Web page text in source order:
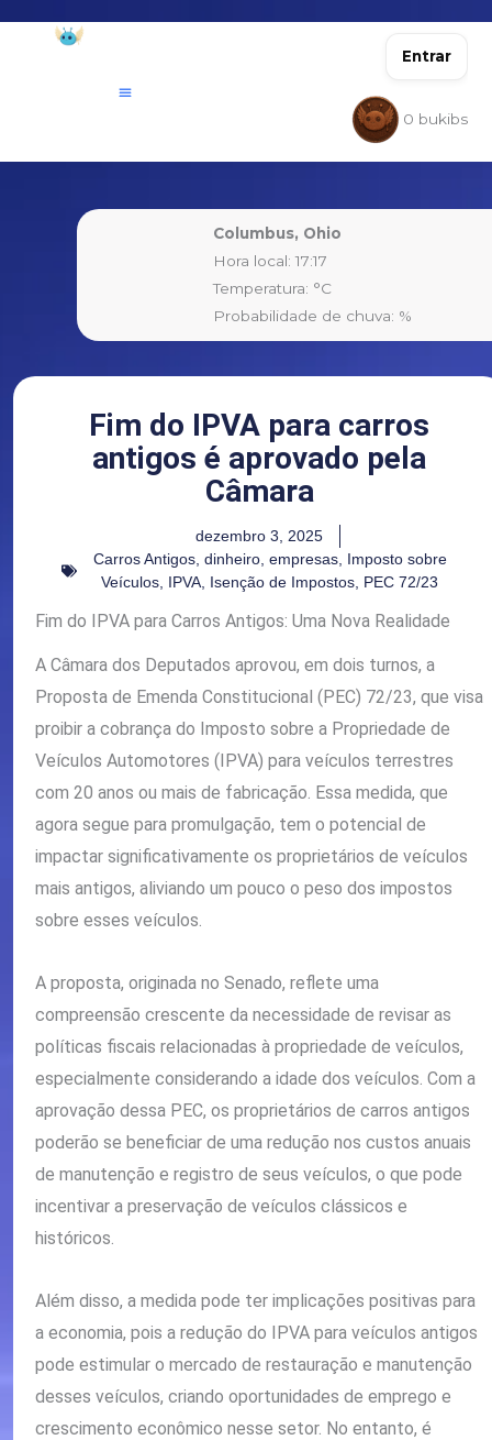
Entrar
0 bukibs
Columbus, Ohio
Hora local: 17:17
Temperatura: °C
Probabilidade de chuva: %
Fim do IPVA para carros
antigos é aprovado pela
Câmara
dezembro 3, 2025
Carros Antigos, dinheiro, empresas, Imposto sobre
Veículos IPVA Isenção de Impostos PEC 72/23
Fim do IPVA para Carros Antigos: Uma Nova Realidade
A Câmara dos Deputados aprovou, em dois turnos, a
Proposta de Emenda Constitucional (PEC) 72/23, que visa
proibir a cobrança do Imposto sobre a Propriedade de
Veículos Automotores (IPVA) para veículos terrestres
com 20 anos ou mais de fabricação. Essa medida, que
agora segue para promulgação, tem o potencial de
impactar significativamente os proprietários de veículos
mais antigos, aliviando um pouco o peso dos impostos
sobre esses veículos.
A proposta, originada no Senado, reflete uma
compreensão crescente da necessidade de revisar as
políticas fiscais relacionadas à propriedade de veículos,
especialmente considerando a idade dos veículos. Com a
aprovação dessa PEC, os proprietários de carros antigos
poderão se beneficiar de uma redução nos custos anuais
de manutenção e registro de seus veículos, o que pode
incentivar a preservação de veículos clássicos e
históricos.
Além disso, a medida pode ter implicações positivas para
a economia, pois a redução do IPVA para veículos antigos
pode estimular o mercado de restauração e manutenção
desses veículos, criando oportunidades de emprego e
crescimento econômico nesse setor. No entanto, é